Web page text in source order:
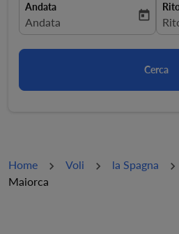
Andata
fc-booking-departure-date-aria-
Andata today fc-
Cerca
Home Voli la Spagna
Maiorca